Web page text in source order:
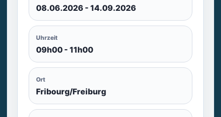
08.06.2026 - 14.09.2026
Uhrzeit
09h00 - 11h00
Ort
Fribourg/Freiburg